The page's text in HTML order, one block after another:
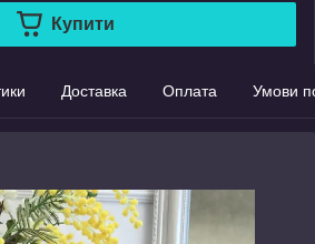
Купити
Доставка Оплата Умови